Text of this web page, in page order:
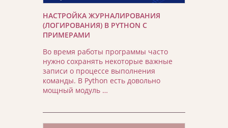
НАСТРОЙКА ЖУРНАЛИРОВАНИЯ
(ЛОГИРОВАНИЯ) В PYTHON С
ПРИМЕРАМИ
Во время работы программы часто
нужно сохранять некоторые важные
записи о процессе выполнения
команды. В Python есть довольно
мощный модуль …